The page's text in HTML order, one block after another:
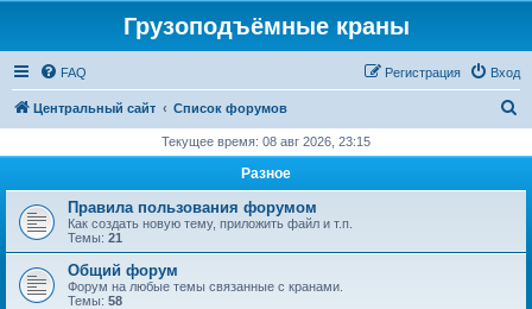
Грузоподъёмные краны
FAQ Вход
Регистрация
Центральный сайт Список форумов
с
Текущее время: 08 авг 2026, 23:15
Разное
Правила пользования форумом
Как создать новую тему, приложить файл и т.п.
Темы: 21
Общий форум
Форум на любые темы связанные с кранами.
Темы: 58